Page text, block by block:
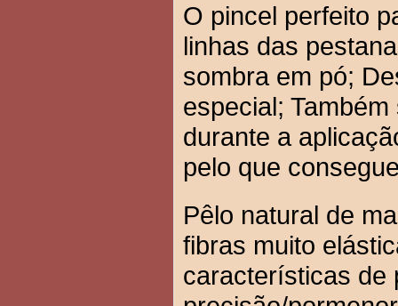
O pincel perfeito
linhas das
sombra em pó;
especial;
durante a
pelo que
Pêlo natural de
fibras muito
características de